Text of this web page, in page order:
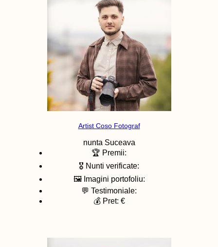
Artist Coso Fotograf
nunta Suceava
🏆 Premii:
🎖️ Nunti verificate:
🖼️ Imagini portofoliu:
💬 Testimoniale:
💰 Pret: €